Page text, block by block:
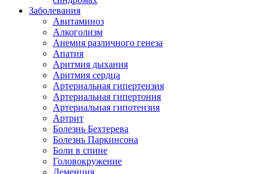
Заболевания
Авитаминоз
Алкоголизм
Анемия различного генеза
Апатия
Аритмия дыхания
Аритмия сердца
Артериальная гипертензия
Артериальная гипертония
Артериальная гипотензия
Артрит
Болезнь Бехтерева
Болезнь Паркинсона
Боли в спине
Головокружение
Деменция